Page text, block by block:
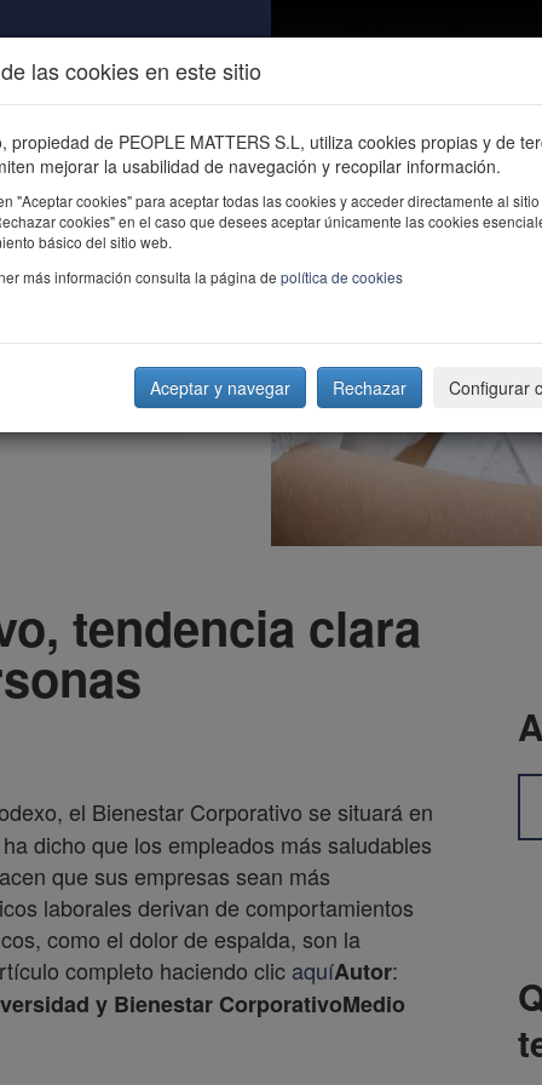
ÚNETE CONTACTO
tendencia clara
el Bienestar Corporativo se situará en
dicho que los empleados más saludables
que sus empresas sean más
laborales derivan de comportamientos
como el dolor de espalda, son la
completo haciendo clic aquíAutor:
y Bienestar CorporativoMedio
las cookies en este sitio
propiedad de PEOPLE MATTERS S.L, utiliza cookies propias y de
mejorar la usabilidad de navegación y recopilar información.
"Aceptar cookies" para aceptar todas las cookies y acceder directamente al
cookies" en el caso que desees aceptar únicamente las cookies
básico del sitio web.
más información consulta la página de política de cookies
Aceptar y navegar Rechazar Configurar